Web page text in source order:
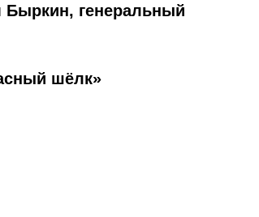
генеральный
шёлк»